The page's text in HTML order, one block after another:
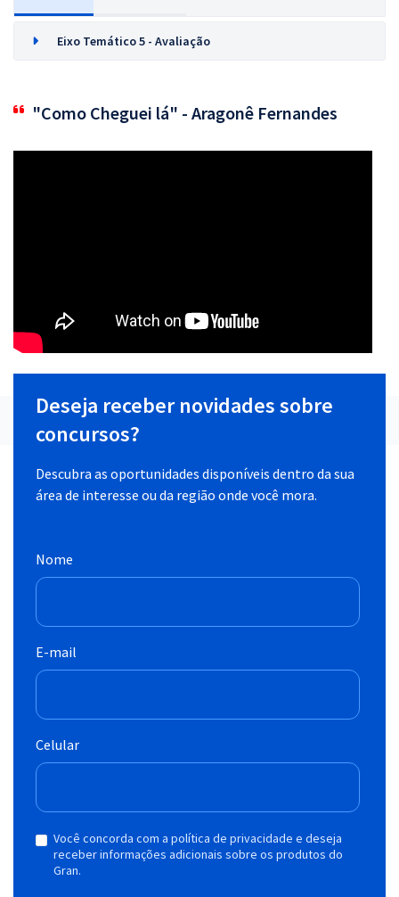
Eixo Temático 5 - Avaliação
"Como Cheguei lá" - Aragonê Fernandes
Deseja receber novidades sobre
concursos?
Descubra as oportunidades disponíveis dentro da sua
área de interesse ou da região onde você mora.
Nome
E-mail
Celular
Você concorda com a política de privacidade e deseja
receber informações adicionais sobre os produtos do
Gran.